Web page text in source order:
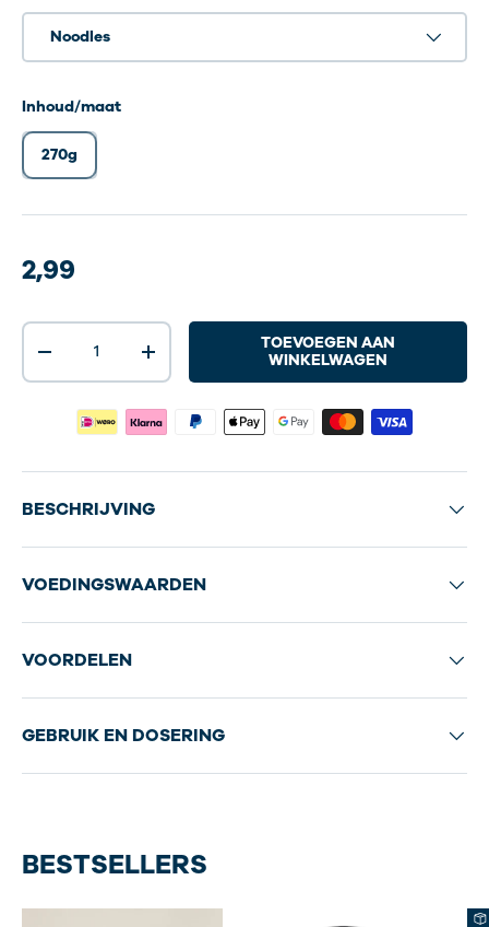
Noodles
Inhoud/maat
270g
2,99
Aantal
-
+
TOEVOEGEN AAN
WINKELWAGEN
BESCHRIJVING
VOEDINGSWAARDEN
VOORDELEN
GEBRUIK EN DOSERING
BESTSELLERS